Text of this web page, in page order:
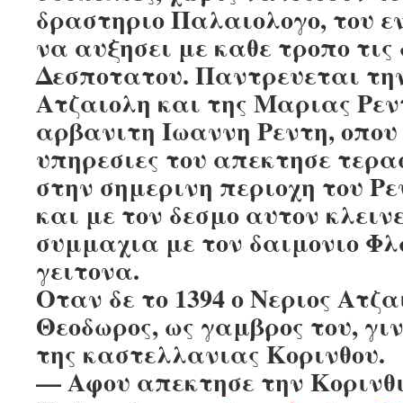
δραστηριο Παλαιολογο, του
να αυξησει με καθε τροπο τις
Δεσποτατου. Παντρευεται
Ατζαιολη και της Μαριας
αρβανιτη Ιωαννη Ρεντη, οπου
υπηρεσιες του απεκτησε
στην σημερινη περιοχη του
και με τον δεσμο αυτον
συμμαχια με τον δαιμονιο
γειτονα.
Οταν δε το 1394 ο Νεριος
Θεοδωρος, ως γαμβρος του,
της καστελλανιας Κορινθου.
— Αφου απεκτησε την